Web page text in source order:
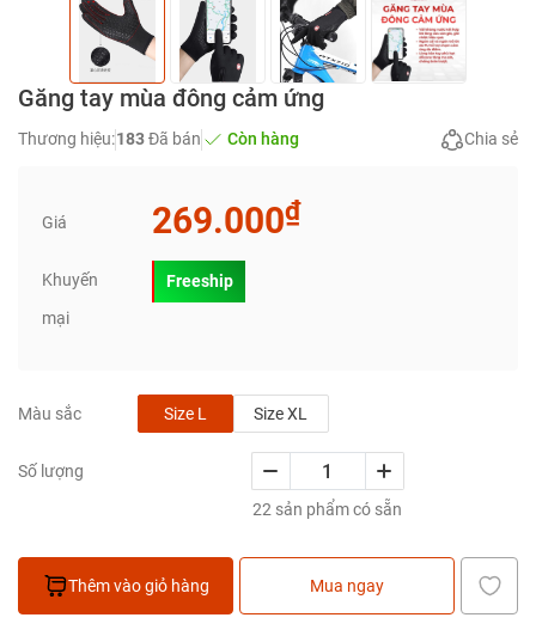
Găng tay mùa đông cảm ứng
Thương hiệu:183Đã bán Còn hàng Chia sẻ
Giá 269.000₫
Khuyến
mại
Freeship
Màu sắc Size L Size XL
Số lượng
22 sản phẩm có sẵn
Thêm vào giỏ hàng Mua ngay